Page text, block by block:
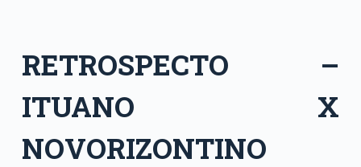
RETROSPECTO –
ITUANO X
NOVORIZONTINO